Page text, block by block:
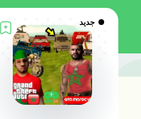
جديد